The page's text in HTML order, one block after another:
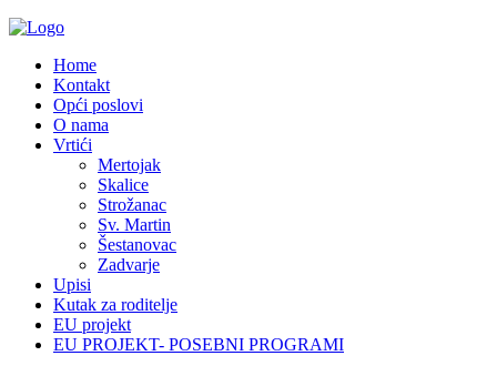
Home
Kontakt
Opći poslovi
O nama
Vrtići
Mertojak
Skalice
Strožanac
Sv. Martin
Šestanovac
Zadvarje
Upisi
Kutak za roditelje
EU projekt
EU PROJEKT- POSEBNI PROGRAMI